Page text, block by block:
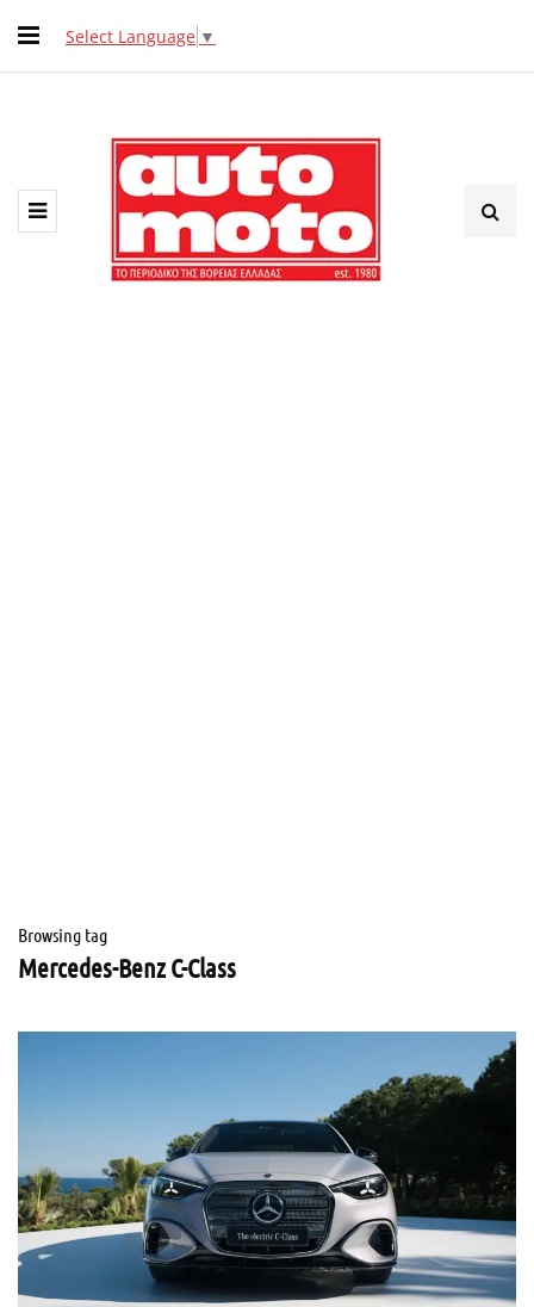
Select Language ▼
Browsing tag
Mercedes-Benz C-Class